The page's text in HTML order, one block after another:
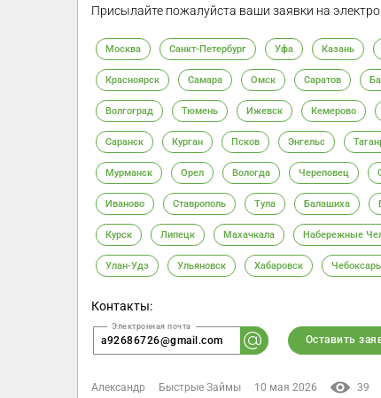
Присылайте пожалуйста ваши заявки на
Москва Санкт-Петербург Уфа Казань
Красноярск Самара Омск Саратов
Волгоград Тюмень Ижевск Кемерово
Саранск Курган Псков Энгельс
Мурманск Орел Вологда Череповец
Иваново Ставрополь Тула Балашиха
Курск Липецк Махачкала Набережные
Улан-Удэ Ульяновск Хабаровск
Контакты:
a92686726@gmail.com Оставить
Александр Быстрые Займы 10 мая 2026 39